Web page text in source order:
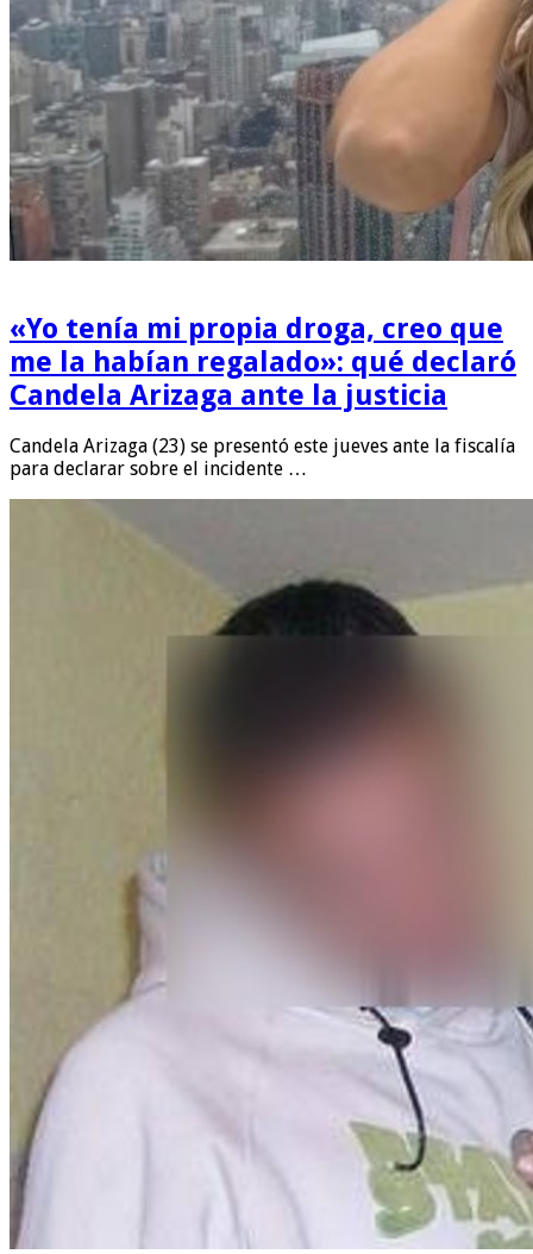
«Yo tenía mi propia droga, creo que
me la habían regalado»: qué declaró
Candela Arizaga ante la justicia
Candela Arizaga (23) se presentó este jueves ante la fiscalía
para declarar sobre el incidente …